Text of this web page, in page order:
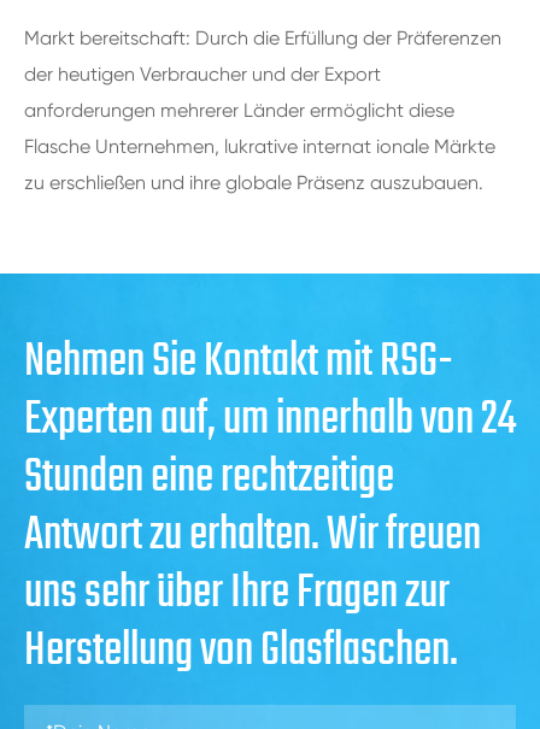
Markt bereitschaft: Durch die Erfüllung der Präferenzen
der heutigen Verbraucher und der Export
anforderungen mehrerer Länder ermöglicht diese
Flasche Unternehmen, lukrative internat ionale Märkte
zu erschließen und ihre globale Präsenz auszubauen.
Nehmen Sie Kontakt mit RSG-
Experten auf, um innerhalb von 24
Stunden eine rechtzeitige
Antwort zu erhalten. Wir freuen
uns sehr über Ihre Fragen zur
Herstellung von Glasflaschen.